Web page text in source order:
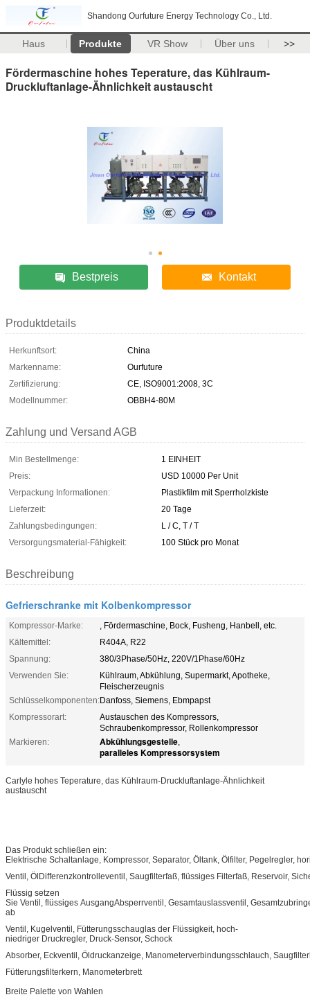
Shandong Ourfuture Energy Technology Co., Ltd.
Haus Produkte VR Show Über uns >>
Fördermaschine hohes Teperature, das Kühlraum-
Druckluftanlage-Ähnlichkeit austauscht
Bestpreis Kontakt
Produktdetails
Herkunftsort:
China
Markenname:
Ourfuture
Zertifizierung:
CE, ISO9001:2008, 3C
Modellnummer:
OBBH4-80M
Zahlung und Versand AGB
Min Bestellmenge:
1 EINHEIT
Preis:
USD 10000 Per Unit
Verpackung Informationen:
Plastikfilm mit Sperrholzkiste
Lieferzeit:
20 Tage
Zahlungsbedingungen:
L / C, T / T
Versorgungsmaterial-Fähigkeit:
100 Stück pro Monat
Beschreibung
Gefrierschranke mit Kolbenkompressor
Kompressor-Marke:
, Fördermaschine, Bock, Fusheng, Hanbell, etc.
Kältemittel:
R404A, R22
Spannung:
380/3Phase/50Hz, 220V/1Phase/60Hz
Verwenden Sie:
Kühlraum, Abkühlung, Supermarkt, Apotheke,
Fleischerzeugnis
Schlüsselkomponenten:Danfoss, Siemens, Ebmpapst
Kompressorart:
Austauschen des Kompressors,
Schraubenkompressor, Rollenkompressor
Markieren:
Abkühlungsgestelle,
paralleles Kompressorsystem
Carlyle hohes Teperature, das Kühlraum-Druckluftanlage-Ähnlichkeit
austauscht
Das Produkt schließen ein:
Elektrische Schaltanlage, Kompressor, Separator, Öltank, Ölfilter, Pegelregler,
Ventil, ÖlDifferenzkontrolleventil, Saugfilterfaß, flüssiges Filterfaß, Reservoir,
Flüssig setzen
Sie Ventil, flüssiges AusgangAbsperrventil, Gesamtauslassventil,
ab
Ventil, Kugelventil, Fütterungsschauglas der Flüssigkeit, hoch-
niedriger Druckregler, Druck-Sensor, Schock
Absorber, Eckventil, Öldruckanzeige, Manometerverbindungsschlauch,
Fütterungsfilterkern, Manometerbrett
Breite Palette von Wahlen